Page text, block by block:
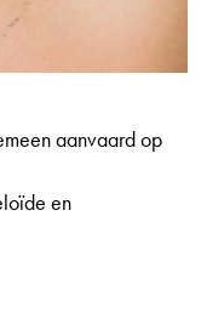
aanvaard op
en